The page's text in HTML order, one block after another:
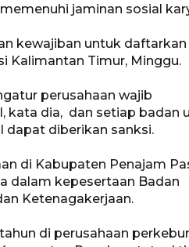
jaminan sosial
kewajiban untuk daftarkan
Kalimantan Timur, Minggu.
perusahaan wajib
kata dia, dan setiap badan
dapat diberikan sanksi.
di Kabupaten Penajam
dalam kepesertaan Badan
Ketenagakerjaan.
di perusahaan